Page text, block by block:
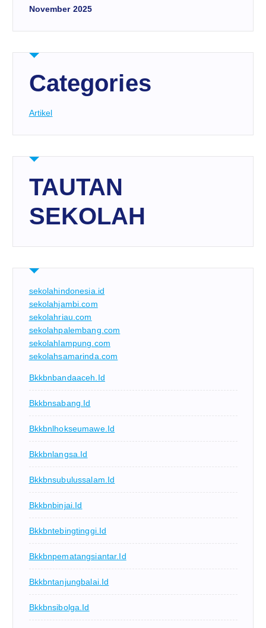
November 2025
Categories
Artikel
TAUTAN
SEKOLAH
sekolahindonesia.id
sekolahjambi.com
sekolahriau.com
sekolahpalembang.com
sekolahlampung.com
sekolahsamarinda.com
Bkkbnbandaaceh.id
Bkkbnsabang.id
Bkkbnlhokseumawe.id
Bkkbnlangsa.id
Bkkbnsubulussalam.id
Bkkbnbinjai.id
Bkkbntebingtinggi.id
Bkkbnpematangsiantar.id
Bkkbntanjungbalai.id
Bkkbnsibolga.id